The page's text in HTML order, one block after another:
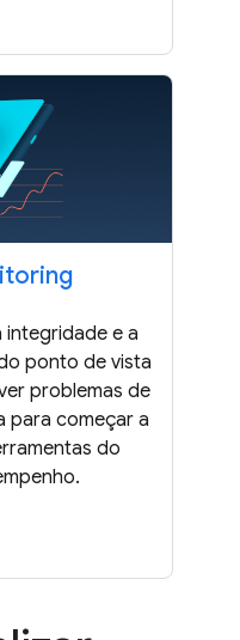
integridade e a
ponto de vista
problemas de
para começar a
do